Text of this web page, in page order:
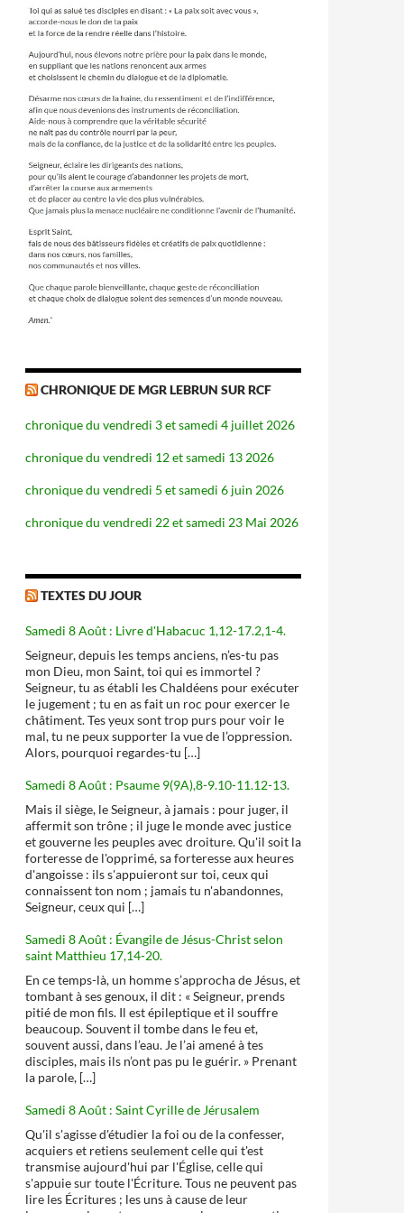
CHRONIQUE DE MGR LEBRUN SUR RCF
chronique du vendredi 3 et samedi 4 juillet 2026
chronique du vendredi 12 et samedi 13 2026
chronique du vendredi 5 et samedi 6 juin 2026
chronique du vendredi 22 et samedi 23 Mai 2026
TEXTES DU JOUR
Samedi 8 Août : Livre d'Habacuc 1,12-17.2,1-4.
Seigneur, depuis les temps anciens, n’es-tu pas
mon Dieu, mon Saint, toi qui es immortel ?
Seigneur, tu as établi les Chaldéens pour exécuter
le jugement ; tu en as fait un roc pour exercer le
châtiment. Tes yeux sont trop purs pour voir le
mal, tu ne peux supporter la vue de l’oppression.
Alors, pourquoi regardes-tu […]
Samedi 8 Août : Psaume 9(9A),8-9.10-11.12-13.
Mais il siège, le Seigneur, à jamais : pour juger, il
affermit son trône ; il juge le monde avec justice
et gouverne les peuples avec droiture. Qu'il soit la
forteresse de l'opprimé, sa forteresse aux heures
d'angoisse : ils s'appuieront sur toi, ceux qui
connaissent ton nom ; jamais tu n'abandonnes,
Seigneur, ceux qui […]
Samedi 8 Août : Évangile de Jésus-Christ selon
saint Matthieu 17,14-20.
En ce temps-là, un homme s’approcha de Jésus, et
tombant à ses genoux, il dit : « Seigneur, prends
pitié de mon fils. Il est épileptique et il souffre
beaucoup. Souvent il tombe dans le feu et,
souvent aussi, dans l’eau. Je l’ai amené à tes
disciples, mais ils n’ont pas pu le guérir. » Prenant
la parole, […]
Samedi 8 Août : Saint Cyrille de Jérusalem
Qu'il s'agisse d'étudier la foi ou de la confesser,
acquiers et retiens seulement celle qui t'est
transmise aujourd'hui par l'Église, celle qui
s'appuie sur toute l'Écriture. Tous ne peuvent pas
lire les Écritures ; les uns à cause de leur